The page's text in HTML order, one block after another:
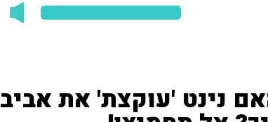
נינט 'עוקצת' את